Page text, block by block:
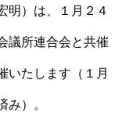
明）は、１月２４
議所連合会と共催
いたします（１月
）。